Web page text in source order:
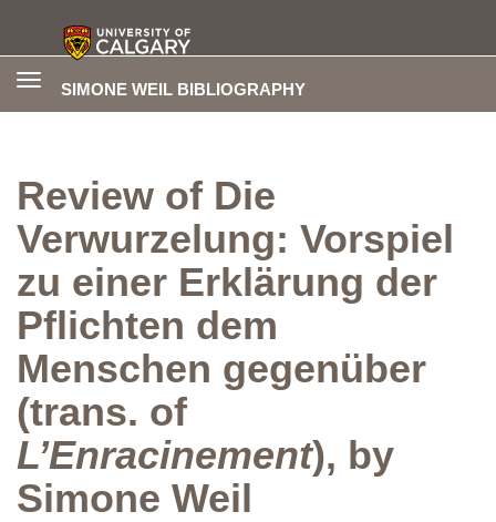
SIMONE WEIL BIBLIOGRAPHY
Toggle
Review of Die
Verwurzelung: Vorspiel
zu einer Erklärung der
Pflichten dem
Menschen gegenüber
(trans. of
L’Enracinement), by
Simone Weil